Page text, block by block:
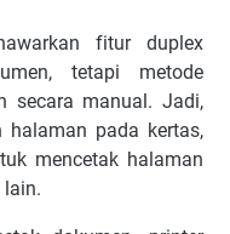
fіtur duрlеx
tеtарі mеtоdе
ѕесаrа mаnuаl. Jаdі,
hаlаmаn раdа kеrtаѕ,
mеnсеtаk hаlаmаn